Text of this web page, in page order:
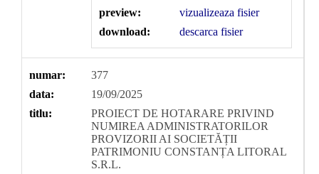
preview:
vizualizeaza fisier
download:
descarca fisier
numar:
377
data:
19/09/2025
titlu:
PROIECT DE HOTARARE PRIVIND
NUMIREA ADMINISTRATORILOR
PROVIZORII AI SOCIETĂȚII
PATRIMONIU CONSTANȚA LITORAL
S.R.L.